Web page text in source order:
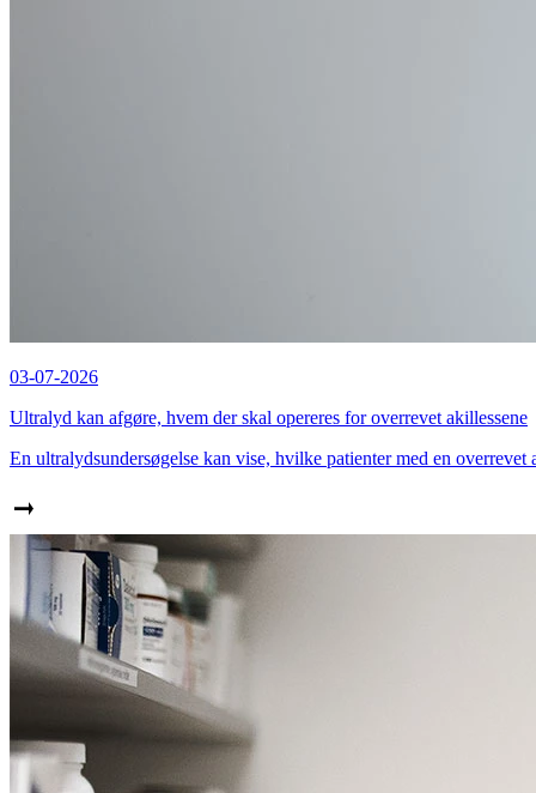
03-07-2026
Ultralyd kan afgøre, hvem der skal opereres for overrevet akillessene
En ultralydsundersøgelse kan vise, hvilke patienter med en